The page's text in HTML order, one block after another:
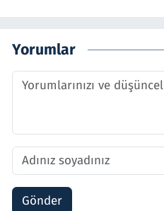
Yorumlar
Gönder